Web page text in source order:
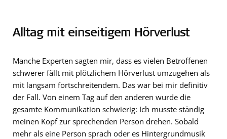
Alltag mit einseitigem Hörverlust
Manche Experten sagten mir, dass es vielen Betroffenen
schwerer fällt mit plötzlichem Hörverlust umzugehen als
mit langsam fortschreitendem. Das war bei mir definitiv
der Fall. Von einem Tag auf den anderen wurde die
gesamte Kommunikation schwierig: Ich musste ständig
meinen Kopf zur sprechenden Person drehen. Sobald
mehr als eine Person sprach oder es Hintergrundmusik